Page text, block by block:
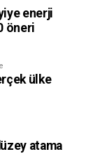
enerji
öneri
ülke
atama